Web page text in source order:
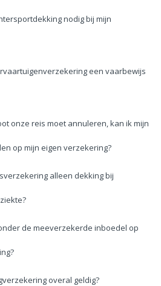
nodig bij mijn
een vaarbewijs
onze reis moet annuleren, kan ik mijn
op mijn eigen verzekering?
alleen dekking bij
de meeverzekerde inboedel op
overal geldig?